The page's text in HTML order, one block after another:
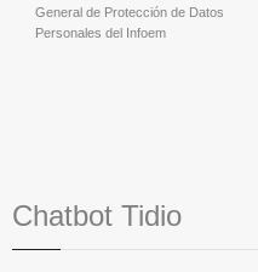
General de Protección de Datos
Personales del Infoem
Chatbot Tidio